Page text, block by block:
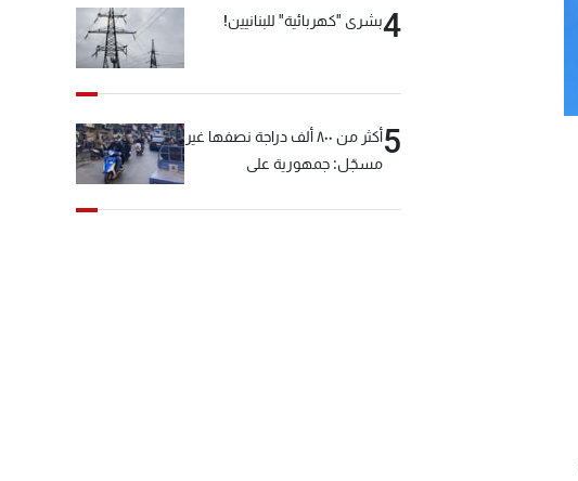
4بشرى "كهربائية" للبنانيين!
5
أكثر من ٨٠٠ ألف دراجة نصفها غير
مسجّل: جمهورية على